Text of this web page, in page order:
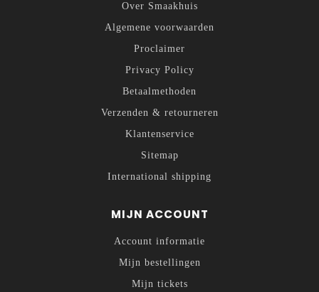
Over Smaakhuis
Algemene voorwaarden
Proclaimer
Privacy Policy
Betaalmethoden
Verzenden & retourneren
Klantenservice
Sitemap
International shipping
MIJN ACCOUNT
Account informatie
Mijn bestellingen
Mijn tickets